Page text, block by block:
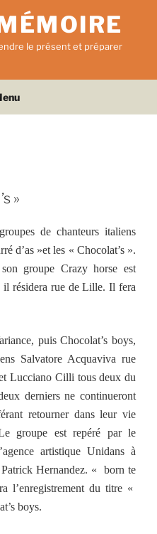
le présent et préparer
»
de chanteurs italiens
d’as »et les « Chocolat’s ».
groupe Crazy horse est
résidera rue de Lille. Il fera
puis Chocolat’s boys,
Salvatore Acquaviva rue
Lucciano Cilli tous deux du
derniers ne continueront
retourner dans leur vie
groupe est repéré par le
artistique Unidans à
Hernandez. « born te
l’enregistrement du titre «
boys.